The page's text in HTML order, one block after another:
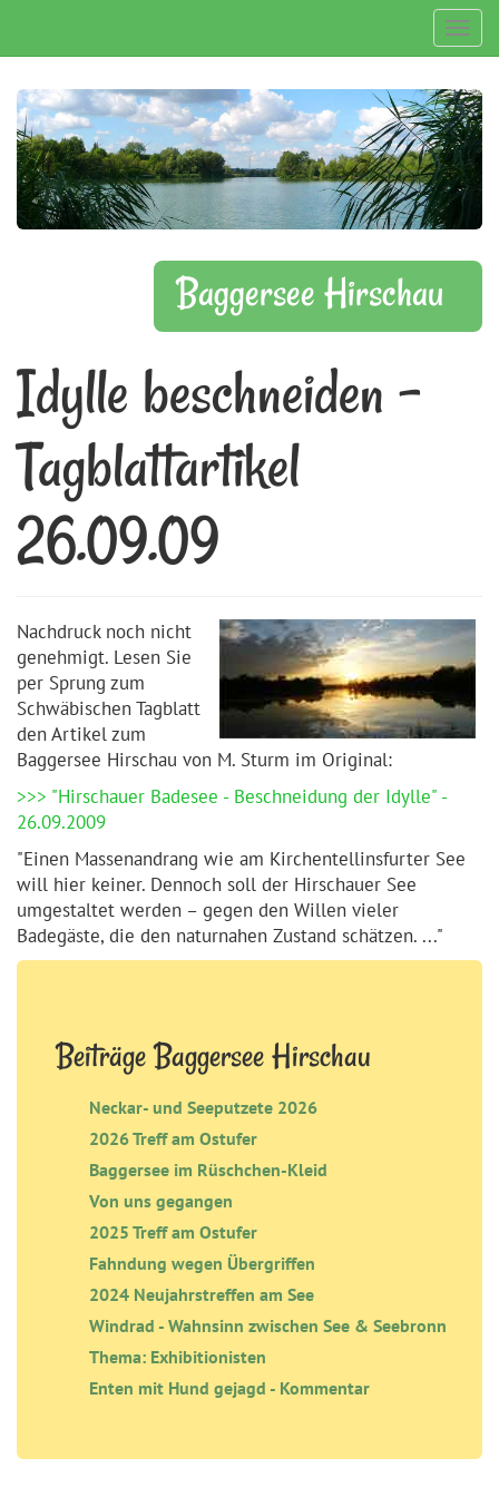
Baggersee Hirschau
Idylle beschneiden -
Tagblattartikel
26.09.09
Nachdruck noch nicht
genehmigt. Lesen Sie
per Sprung zum
Schwäbischen Tagblatt
den Artikel zum
Baggersee Hirschau von M. Sturm im Original:
>>> "Hirschauer Badesee - Beschneidung der Idylle" -
26.09.2009
"Einen Massenandrang wie am Kirchentellinsfurter See
will hier keiner. Dennoch soll der Hirschauer See
umgestaltet werden – gegen den Willen vieler
Badegäste, die den naturnahen Zustand schätzen. ..."
Beiträge Baggersee Hirschau
Neckar- und Seeputzete 2026
2026 Treff am Ostufer
Baggersee im Rüschchen-Kleid
Von uns gegangen
2025 Treff am Ostufer
Fahndung wegen Übergriffen
2024 Neujahrstreffen am See
Windrad - Wahnsinn zwischen See & Seebronn
Thema: Exhibitionisten
Enten mit Hund gejagd - Kommentar